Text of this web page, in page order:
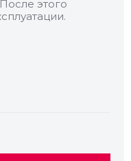
этого